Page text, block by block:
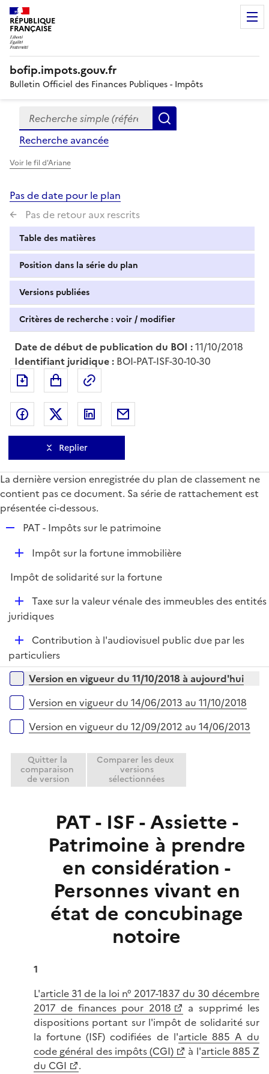
RÉPUBLIQUE
FRANÇAISE
bofip.impots.gouv.fr
Bulletin Officiel des Finances Publiques - Impôts
Formulaire
de
recherche
Recherche simple (références, mots clés, partie du
Recherche avancée
Voir le fil d'Ariane
Pas de date pour le plan
Pas de retour aux rescrits
Table des matières
Position dans la série du plan
Versions publiées
Critères de recherche : voir / modifier
Date de début de publication du BOI :11/10/2018
Identifiant juridique : BOI-PAT-ISF-30-10-30
Exporter le document au format pdf
Partager sur Facebook
Partager sur Twitter
Partager sur LinkedIn
Replier
La dernière version enregistrée du plan de classement ne
contient pas ce document. Sa série de rattachement est
présentée ci-dessous.
p
i
e
r
PAT - Impôts sur le patrimoine
D
p
i
e
Impôt sur la fortune immobilière
Impôt de solidarité sur la fortune
D
é
i
e
r
Taxe sur la valeur vénale des immeubles des entités
juridiques
D
é
p
e
r
Contribution à l'audiovisuel public due par les
particuliers
Versions sur la période
Version en vigueur du 11/10/2018 à aujourd'hui
Version en vigueur du 14/06/2013 au 11/10/2018
Version en vigueur du 12/09/2012 au 14/06/2013
Quitter la
comparaison
de version
Comparer les deux
versions
sélectionnées
PAT - ISF - Assiette -
Patrimoine à prendre
en considération -
Personnes vivant en
état de concubinage
notoire
1
L'article 31 de la loi n° 2017-1837 du 30 décembre
2017 de finances pour 2018
a supprimé les
dispositions portant sur l'impôt de solidarité sur
la fortune (ISF) codifiées de l'article 885 A du
code général des impôts (CGI)
à l'article 885 Z
du CGI
.